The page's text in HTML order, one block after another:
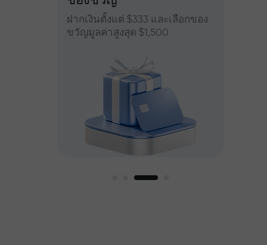
ฝากเงินตั้งแต่ $333 และเลือกของ
ขวัญมูลค่าสูงสุด $1,500